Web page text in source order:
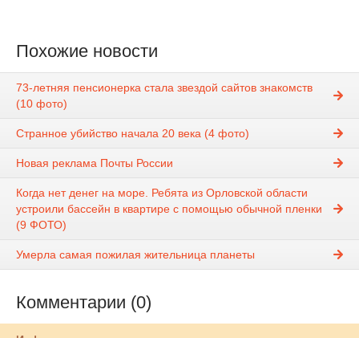
Похожие новости
73-летняя пенсионерка стала звездой сайтов знакомств
(10 фото)
Странное убийство начала 20 века (4 фото)
Новая реклама Почты России
Когда нет денег на море. Ребята из Орловской области
устроили бассейн в квартире с помощью обычной пленки
(9 ФОТО)
Умерла самая пожилая жительница планеты
Комментарии (0)